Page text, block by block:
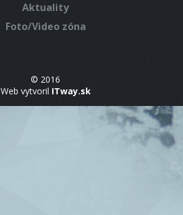
Aktuality
Foto/Video zóna
© 2016
Web vytvoril ITway.sk